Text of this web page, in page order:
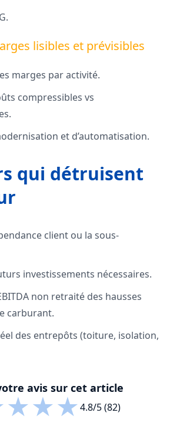
lisibles et prévisibles
marges par activité.
compressibles vs
et d’automatisation.
qui détruisent
client ou la sous-
investissements nécessaires.
non retraité des hausses
carburant.
des entrepôts (toiture, isolation,
avis sur cet article
★★★4.8/5 (82)